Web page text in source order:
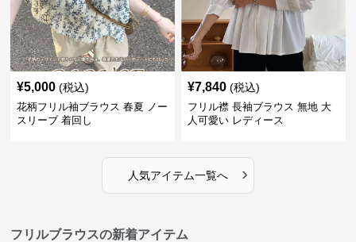
¥5,000 (税込)
花柄フリル袖ブラウス 春夏 ノー
スリーブ 着回し
¥7,840 (税込)
フリル襟 長袖ブラウス 無地 大
人可愛い レディース
人気アイテム一覧へ ›
フリルブラウスの新着アイテム